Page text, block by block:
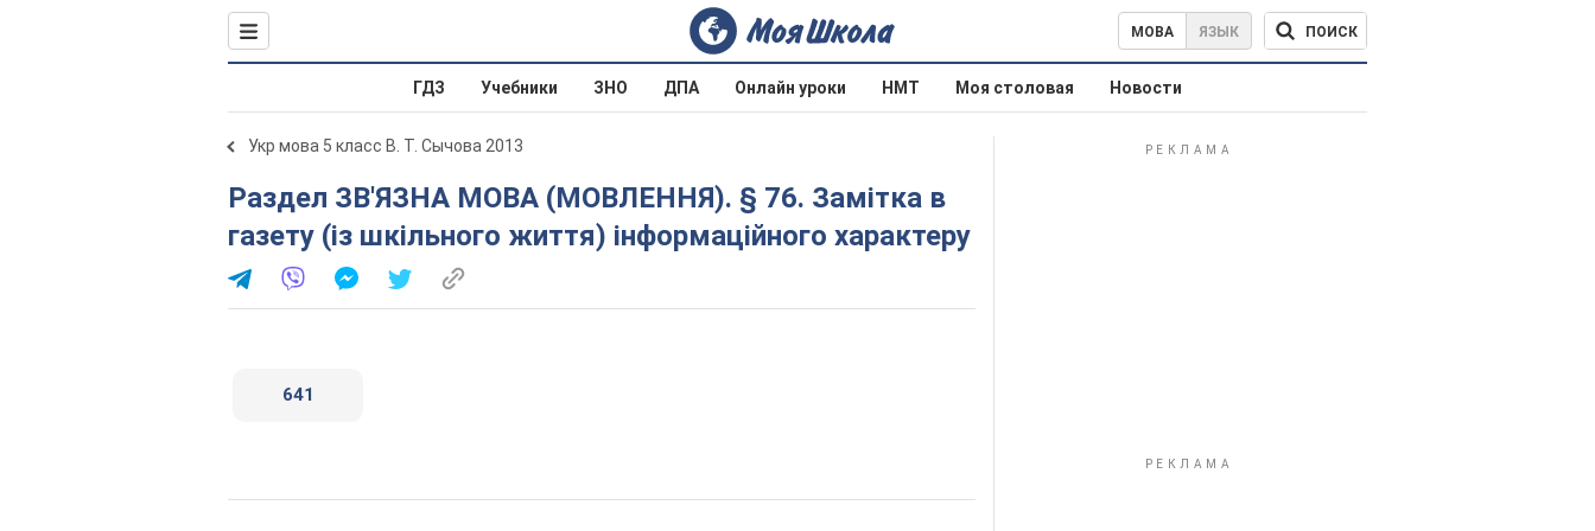
МОВА ЯЗЫК ПОИСК
ГДЗ Учебники ЗНО ДПА Онлайн уроки НМТ Моя столовая Новости
Укр мова 5 класс В. Т. Сычова 2013
Раздел ЗВ'ЯЗНА МОВА (МОВЛЕННЯ). § 76. Замітка в
газету (із шкільного життя) інформаційного характеру
641